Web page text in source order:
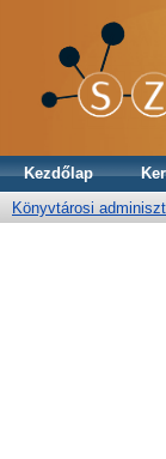
Kezdőlap
Könyvtárosi